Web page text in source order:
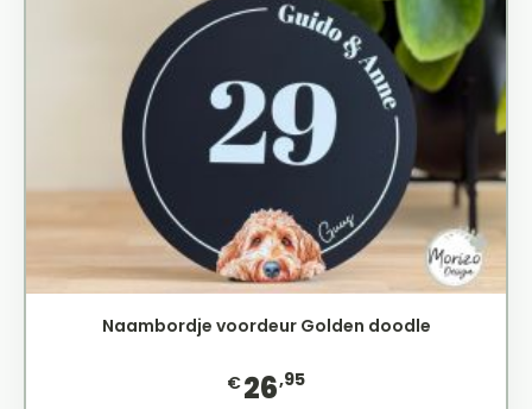
Naambordje voordeur Golden doodle
€26,95